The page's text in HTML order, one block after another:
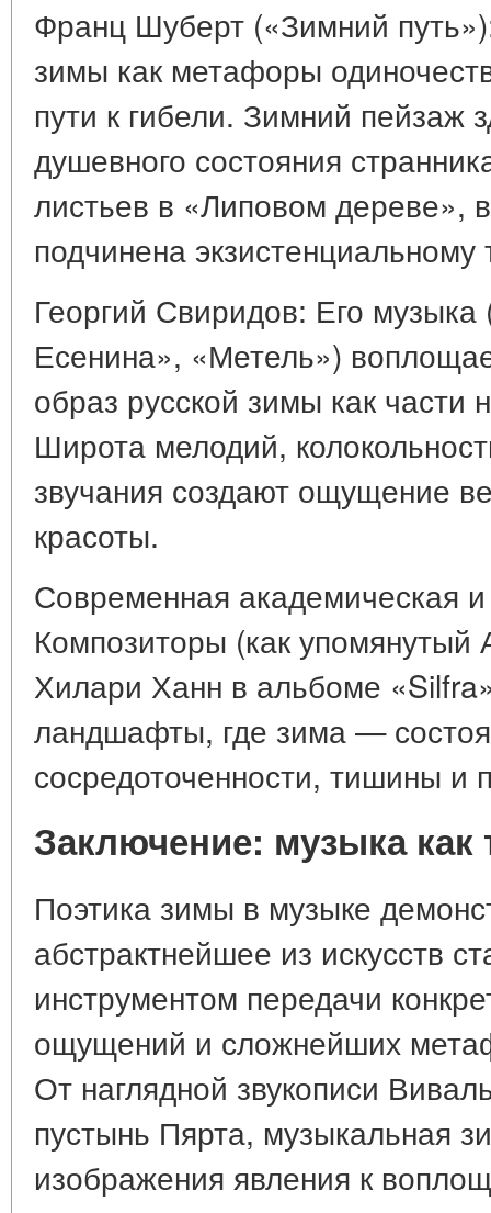
Франц Шуберт («Зимний
зимы как метафоры
пути к гибели. Зимний пейзаж
душевного состояния
листьев в «Липовом дереве»,
подчинена экзистенциальному
Георгий Свиридов: Его
Есенина», «Метель»)
образ русской зимы как части
Широта мелодий,
звучания создают ощущение
красоты.
Современная академическая
Композиторы (как
Хилари Ханн в альбоме
ландшафты, где зима —
сосредоточенности, тишины и
Заключение: музыка
Поэтика зимы в музыке
абстрактнейшее из искусств
инструментом передачи
ощущений и сложнейших
От наглядной звукописи
пустынь Пярта, музыкальная
изображения явления к